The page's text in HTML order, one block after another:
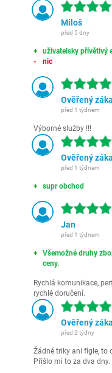
Miloš
před 5 dny
uživatelsky přívětivý
nic
Ověřený
před 1 týdnem
Výborné služby !!!
Ověřený
před 1 týdnem
supr obchod
Jan
před 1 týdnem
Všemožné druhy
ceny.
Rychlá komunikace,
rychlé doručení.
Ověřený
před 2 týdny
Žádné triky ani fígle, to
Přišlo mi to za dva dny.